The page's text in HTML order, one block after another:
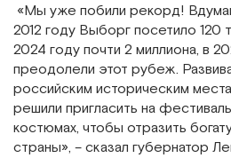
«Мы уже побили рекорд!
2012 году Выборг посетило 120
2024 году почти 2 миллиона, в
преодолели этот рубеж.
российским историческим
решили пригласить на
костюмах, чтобы отразить
страны», – сказал губернатор